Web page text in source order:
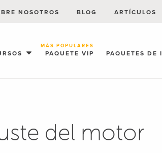
PAQUETE VIP
MÁS POPULARES
PAQUETES DE
NOSOTROS BLOG ARTÍCULOS
del motor